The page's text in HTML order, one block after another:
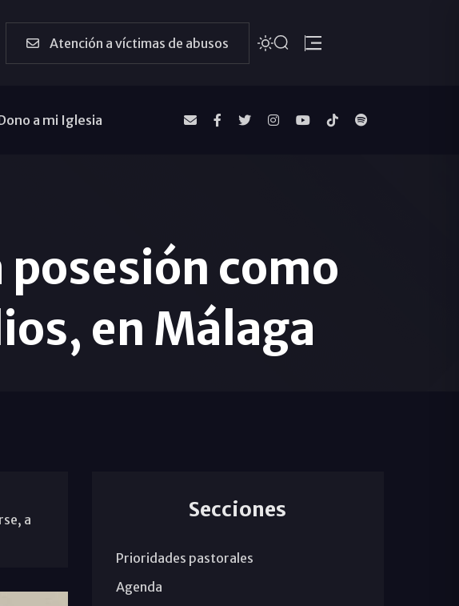
Atención a víctimas de abusos
a mi Iglesia
posesión como
en Málaga
a
Secciones
Prioridades pastorales
Agenda